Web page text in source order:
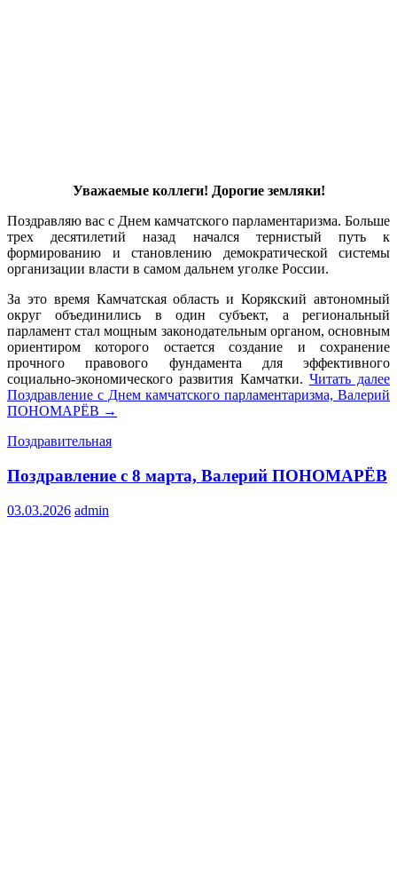
Уважаемые коллеги! Дорогие земляки!
Поздравляю вас с Днем камчатского парламентаризма. Больше
трех десятилетий назад начался тернистый путь к
формированию и становлению демократической системы
организации власти в самом дальнем уголке России.
За это время Камчатская область и Корякский автономный
округ объединились в один субъект, а региональный
парламент стал мощным законодательным органом, основным
ориентиром которого остается создание и сохранение
прочного правового фундамента для эффективного
социально-экономического развития Камчатки. Читать далее
Поздравление с Днем камчатского парламентаризма, Валерий
ПОНОМАРЁВ →
Поздравительная
Поздравление с 8 марта, Валерий ПОНОМАРЁВ
03.03.2026 admin